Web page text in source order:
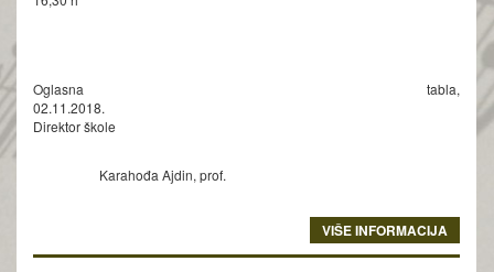
Oglasna tabla,
02.11.2018.
Direktor škole
Karahođa Ajdin, prof.
VIŠE INFORMACIJA